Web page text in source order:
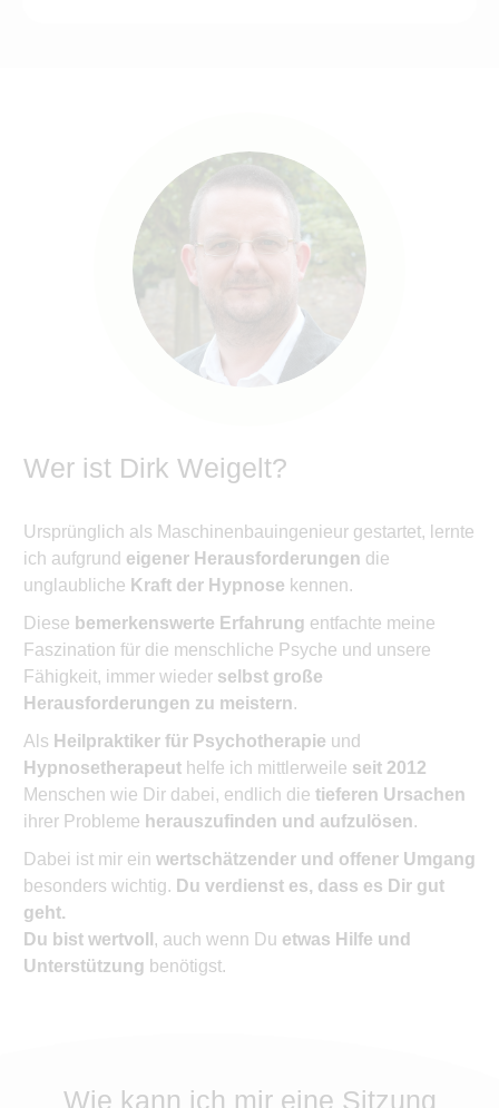
Wer ist Dirk Weigelt?
Ursprünglich als Maschinenbauingenieur gestartet, lernte
ich aufgrund eigener Herausforderungen die
unglaubliche Kraft der Hypnose kennen.
Diese bemerkenswerte Erfahrung entfachte meine
Faszination für die menschliche Psyche und unsere
Fähigkeit, immer wieder selbst große
Herausforderungen zu meistern.
Als Heilpraktiker für Psychotherapie und
Hypnosetherapeut helfe ich mittlerweile seit 2012
Menschen wie Dir dabei, endlich die tieferen Ursachen
ihrer Probleme herauszufinden und aufzulösen.
Dabei ist mir ein wertschätzender und offener Umgang
besonders wichtig. Du verdienst es, dass es Dir gut
geht.
Du bist wertvoll , auch wenn Du etwas Hilfe und
Unterstützung benötigst.
Wie kann ich mir eine Sitzung